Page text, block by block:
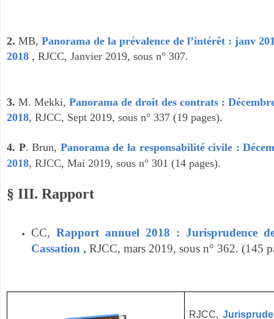
2. MB, Panorama de la prévalence de l’intérêt : janv
2018 , RJCC, Janvier 2019, sous n° 307.
3. M. Mekki, Panorama de droit des contrats :
2018, RJCC, Sept 2019, sous n° 337 (19 pages).
4. P. Brun, Panorama de la responsabilité civile :
2018, RJCC, Mai 2019, sous n° 301 (14 pages).
§ III. Rapport
CC,Rapport annuel 2018 : Jurisprudence
Cassation , RJCC, mars 2019, sous n° 362. (145
RJCC,